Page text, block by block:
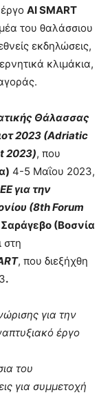
AISMART
του θαλάσσιου
εκδηλώσεις,
κλιμάκια,
Θάλασσας
2023 (Adriatic
2023), που
4-5 Μαΐου 2023,
για την
(8thForum
Σαράγεβο (Βοσνία
στη
, που διεξήχθη
.
για την
έργο
του
για συμμετοχή